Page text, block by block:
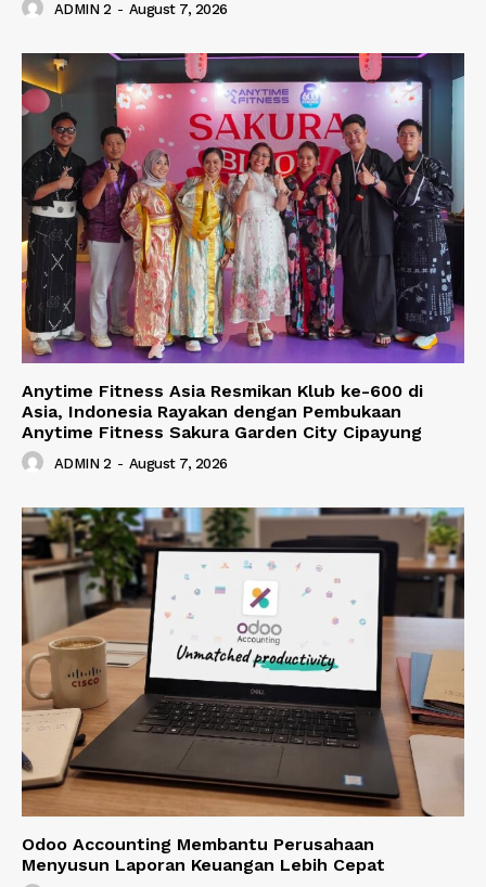
ADMIN 2 - August 7, 2026
Anytime Fitness Asia Resmikan Klub ke-600 di
Asia, Indonesia Rayakan dengan Pembukaan
Anytime Fitness Sakura Garden City Cipayung
ADMIN 2 - August 7, 2026
Odoo Accounting Membantu Perusahaan
Menyusun Laporan Keuangan Lebih Cepat